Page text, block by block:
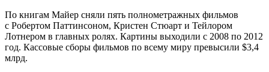
По книгам Майер сняли пять полнометражных фильмов
с Робертом Паттинсоном, Кристен Стюарт и Тейлором
Лотнером в главных ролях. Картины выходили с 2008 по 2012
год. Кассовые сборы фильмов по всему миру превысили $3,4
млрд.